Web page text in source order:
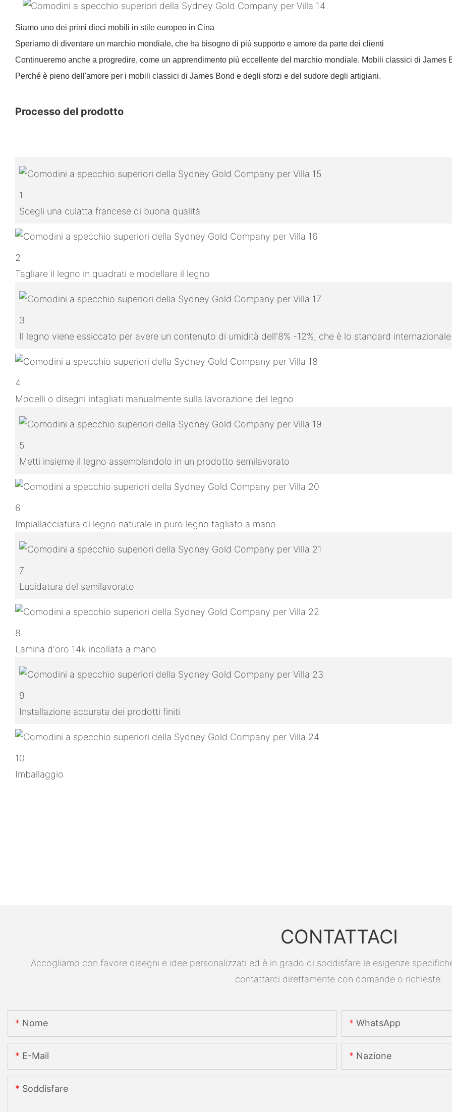
Siamo uno dei primi dieci mobili in stile europeo in Cina
Speriamo di diventare un marchio mondiale, che ha bisogno di più supporto e amore da parte dei clienti
Continueremo anche a progredire, come un apprendimento più eccellente del marchio mondiale. Mobili classici di
Perché è pieno dell'amore per i mobili classici di James Bond e degli sforzi e del sudore degli artigiani.
Processo del prodotto
1
Scegli una culatta francese di buona qualità
2
Tagliare il legno in quadrati e modellare il legno
3
Il legno viene essiccato per avere un contenuto di umidità dell'8% -12%, che è lo standard
4
Modelli o disegni intagliati manualmente sulla lavorazione del legno
5
Metti insieme il legno assemblandolo in un prodotto semilavorato
6
Impiallacciatura di legno naturale in puro legno tagliato a mano
7
Lucidatura del semilavorato
8
Lamina d'oro 14k incollata a mano
9
Installazione accurata dei prodotti finiti
10
Imballaggio
CONTATTACI
Accogliamo con favore disegni e idee personalizzati ed è in grado di soddisfare le esigenze
contattarci direttamente con domande o richieste.
Nome WhatsApp
E-Mail Nazione
Soddisfare